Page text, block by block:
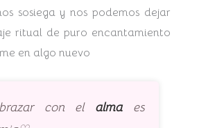
sosiega y nos podemos dejar
ritual de puro encantamiento
en algo nuevo
con el almaes